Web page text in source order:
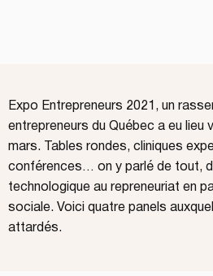
Expo Entrepreneurs 2021, un
entrepreneurs du Québec a eu lieu
mars. Tables rondes, cliniques
conférences… on y parlé de tout,
technologique au repreneuriat en
sociale. Voici quatre panels
attardés.